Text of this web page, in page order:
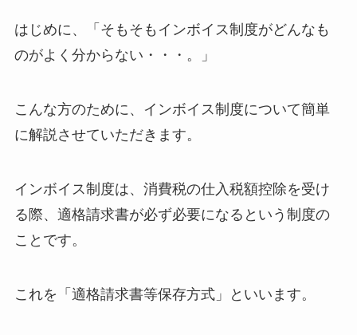
はじめに、「そもそもインボイス制度がどんなも
のがよく分からない・・・。」
こんな方のために、インボイス制度について簡単
に解説させていただきます。
インボイス制度は、消費税の仕入税額控除を受け
る際、適格請求書が必ず必要になるという制度の
ことです。
これを「適格請求書等保存方式」といいます。